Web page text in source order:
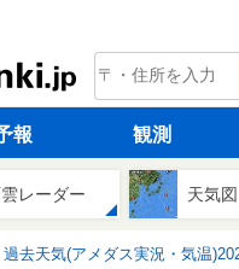
tenki.jp
報 観測
レーダー 天気図
過去天気(アメダス実況・気温